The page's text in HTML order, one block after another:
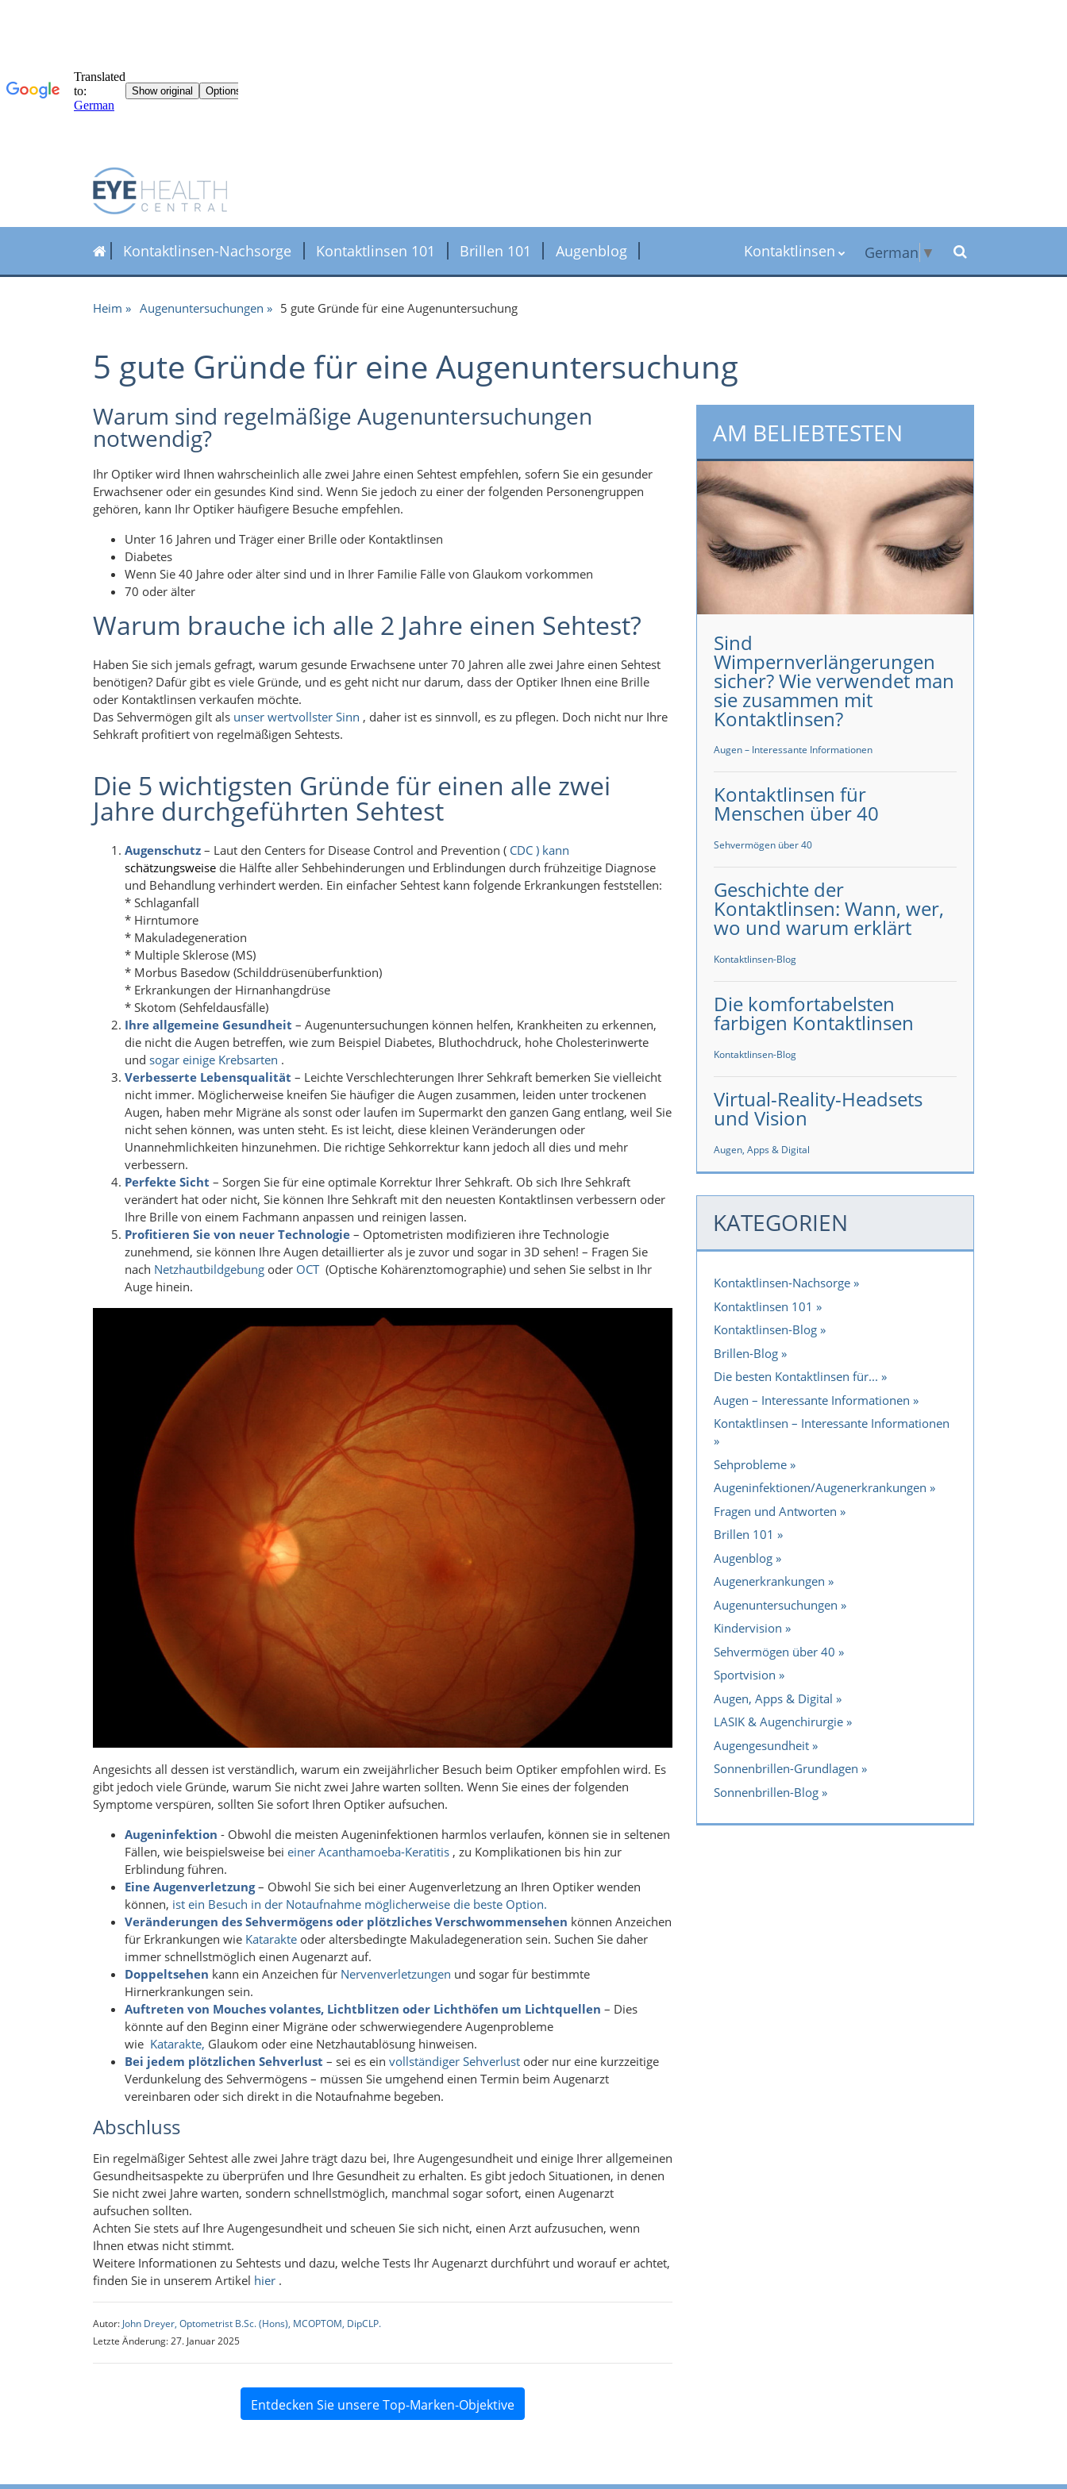
Kontaktlinsen-Nachsorge Kontaktlinsen 101 Brillen 101 Augenblog Kontaktlinsen German ▼
Heim Augenuntersuchungen 5 gute Gründe für eine Augenuntersuchung
5 gute Gründe für eine Augenuntersuchung
Warum sind regelmäßige Augenuntersuchungen
notwendig?
Ihr Optiker wird Ihnen wahrscheinlich alle zwei Jahre einen Sehtest empfehlen, sofern Sie ein gesunder
Erwachsener oder ein gesundes Kind sind. Wenn Sie jedoch zu einer der folgenden Personengruppen
gehören, kann Ihr Optiker häufigere Besuche empfehlen.
Unter 16 Jahren und Träger einer Brille oder Kontaktlinsen
Diabetes
Wenn Sie 40 Jahre oder älter sind und in Ihrer Familie Fälle von Glaukom vorkommen
70 oder älter
Warum brauche ich alle 2 Jahre einen Sehtest?
Haben Sie sich jemals gefragt, warum gesunde Erwachsene unter 70 Jahren alle zwei Jahre einen Sehtest
benötigen? Dafür gibt es viele Gründe, und es geht nicht nur darum, dass der Optiker Ihnen eine Brille
oder Kontaktlinsen verkaufen möchte.
Das Sehvermögen gilt als unser wertvollster Sinn , daher ist es sinnvoll, es zu pflegen. Doch nicht nur Ihre
Sehkraft profitiert von regelmäßigen Sehtests.
Die 5 wichtigsten Gründe für einen alle zwei
Jahre durchgeführten Sehtest
Augenschutz – Laut den Centers for Disease Control and Prevention ( CDC ) kann
schätzungsweise die Hälfte aller Sehbehinderungen und Erblindungen durch frühzeitige Diagnose
und Behandlung verhindert werden. Ein einfacher Sehtest kann folgende Erkrankungen feststellen:
* Schlaganfall
* Hirntumore
* Makuladegeneration
* Multiple Sklerose (MS)
* Morbus Basedow (Schilddrüsenüberfunktion)
* Erkrankungen der Hirnanhangdrüse
* Skotom (Sehfeldausfälle)
Ihre allgemeine Gesundheit – Augenuntersuchungen können helfen, Krankheiten zu erkennen,
die nicht die Augen betreffen, wie zum Beispiel Diabetes, Bluthochdruck, hohe Cholesterinwerte
und sogar einige Krebsarten .
Verbesserte Lebensqualität – Leichte Verschlechterungen Ihrer Sehkraft bemerken Sie vielleicht
nicht immer. Möglicherweise kneifen Sie häufiger die Augen zusammen, leiden unter trockenen
Augen, haben mehr Migräne als sonst oder laufen im Supermarkt den ganzen Gang entlang, weil Sie
nicht sehen können, was unten steht. Es ist leicht, diese kleinen Veränderungen oder
Unannehmlichkeiten hinzunehmen. Die richtige Sehkorrektur kann jedoch all dies und mehr
verbessern.
Perfekte Sicht – Sorgen Sie für eine optimale Korrektur Ihrer Sehkraft. Ob sich Ihre Sehkraft
verändert hat oder nicht, Sie können Ihre Sehkraft mit den neuesten Kontaktlinsen verbessern oder
Ihre Brille von einem Fachmann anpassen und reinigen lassen.
Profitieren Sie von neuer Technologie – Optometristen modifizieren ihre Technologie
zunehmend, sie können Ihre Augen detaillierter als je zuvor und sogar in 3D sehen! – Fragen Sie
nach Netzhautbildgebung oder OCT(Optische Kohärenztomographie) und sehen Sie selbst in Ihr
Auge hinein.
Angesichts all dessen ist verständlich, warum ein zweijährlicher Besuch beim Optiker empfohlen wird. Es
gibt jedoch viele Gründe, warum Sie nicht zwei Jahre warten sollten. Wenn Sie eines der folgenden
Symptome verspüren, sollten Sie sofort Ihren Optiker aufsuchen.
Augeninfektion - Obwohl die meisten Augeninfektionen harmlos verlaufen, können sie in seltenen
Fällen, wie beispielsweise bei einer Acanthamoeba-Keratitis , zu Komplikationen bis hin zur
Erblindung führen.
Eine Augenverletzung– Obwohl Sie sich bei einer Augenverletzung an Ihren Optiker wenden
können, ist ein Besuch in der Notaufnahme möglicherweise die beste Option.
Veränderungen des Sehvermögens oder plötzliches Verschwommensehen können Anzeichen
für Erkrankungen wie Katarakte oder altersbedingte Makuladegeneration sein. Suchen Sie daher
immer schnellstmöglich einen Augenarzt auf.
Doppeltsehen kann ein Anzeichen für Nervenverletzungen und sogar für bestimmte
Hirnerkrankungen sein.
Auftreten von Mouches volantes, Lichtblitzen oder Lichthöfen um Lichtquellen – Dies
könnte auf den Beginn einer Migräne oder schwerwiegendere Augenprobleme
wie Katarakte, Glaukom oder eine Netzhautablösung hinweisen.
Bei jedem plötzlichen Sehverlust – sei es ein vollständiger Sehverlust oder nur eine kurzzeitige
Verdunkelung des Sehvermögens – müssen Sie umgehend einen Termin beim Augenarzt
vereinbaren oder sich direkt in die Notaufnahme begeben.
Abschluss
Ein regelmäßiger Sehtest alle zwei Jahre trägt dazu bei, Ihre Augengesundheit und einige Ihrer allgemeinen
Gesundheitsaspekte zu überprüfen und Ihre Gesundheit zu erhalten. Es gibt jedoch Situationen, in denen
Sie nicht zwei Jahre warten, sondern schnellstmöglich, manchmal sogar sofort, einen Augenarzt
aufsuchen sollten.
Achten Sie stets auf Ihre Augengesundheit und scheuen Sie sich nicht, einen Arzt aufzusuchen, wenn
Ihnen etwas nicht stimmt.
Weitere Informationen zu Sehtests und dazu, welche Tests Ihr Augenarzt durchführt und worauf er achtet,
finden Sie in unserem Artikel hier .
Autor:John Dreyer, Optometrist B.Sc. (Hons), MCOPTOM, DipCLP.
Letzte Änderung: 27. Januar 2025
Entdecken Sie unsere Top-Marken-Objektive
AM BELIEBTESTEN
Sind
Wimpernverlängerungen
sicher? Wie verwendet man
sie zusammen mit
Kontaktlinsen?
Augen – Interessante Informationen
Kontaktlinsen für
Menschen über 40
Sehvermögen über 40
Geschichte der
Kontaktlinsen: Wann, wer,
wo und warum erklärt
Kontaktlinsen-Blog
Die komfortabelsten
farbigen Kontaktlinsen
Kontaktlinsen-Blog
Virtual-Reality-Headsets
und Vision
Augen, Apps & Digital
KATEGORIEN
Kontaktlinsen-Nachsorge
Kontaktlinsen 101
Kontaktlinsen-Blog
Brillen-Blog
Die besten Kontaktlinsen für...
Augen – Interessante Informationen
Kontaktlinsen – Interessante Informationen
Sehprobleme
Augeninfektionen/Augenerkrankungen
Fragen und Antworten
Brillen 101
Augenblog
Augenerkrankungen
Augenuntersuchungen
Kindervision
Sehvermögen über 40
Sportvision
Augen, Apps & Digital
LASIK & Augenchirurgie
Augengesundheit
Sonnenbrillen-Grundlagen
Sonnenbrillen-Blog